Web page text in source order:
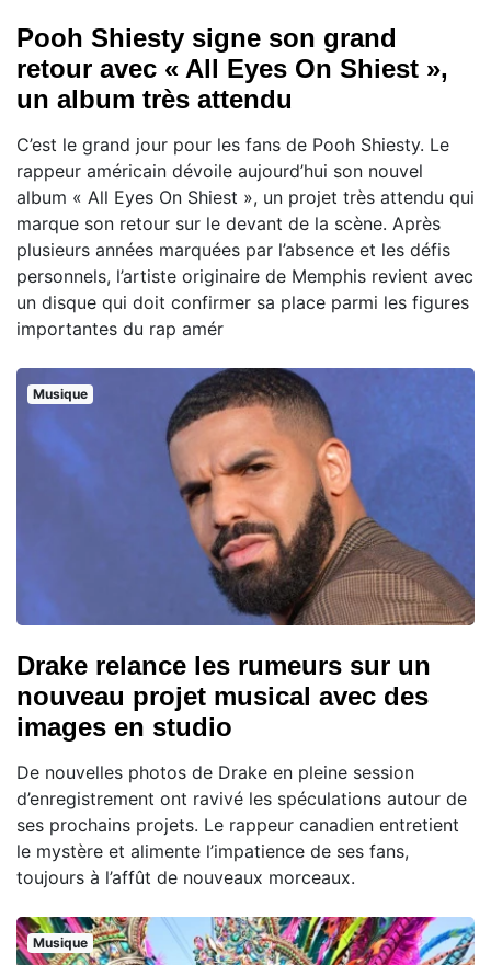
Pooh Shiesty signe son grand
retour avec « All Eyes On Shiest »,
un album très attendu
C’est le grand jour pour les fans de Pooh Shiesty. Le
rappeur américain dévoile aujourd’hui son nouvel
album « All Eyes On Shiest », un projet très attendu qui
marque son retour sur le devant de la scène. Après
plusieurs années marquées par l’absence et les défis
personnels, l’artiste originaire de Memphis revient avec
un disque qui doit confirmer sa place parmi les figures
importantes du rap amér
Musique
Drake relance les rumeurs sur un
nouveau projet musical avec des
images en studio
De nouvelles photos de Drake en pleine session
d’enregistrement ont ravivé les spéculations autour de
ses prochains projets. Le rappeur canadien entretient
le mystère et alimente l’impatience de ses fans,
toujours à l’affût de nouveaux morceaux.
Musique